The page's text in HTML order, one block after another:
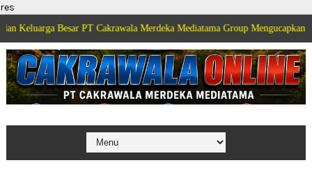
res
Besar PT Cakrawala Merdeka Mediatama Group Mengucapkan Selamat